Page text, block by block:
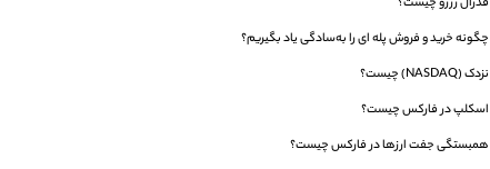
چگونه خرید و فروش پله‌ ای را به‌سادگی یاد بگیریم؟
نزدک (NASDAQ) چیست؟
اسکلپ در فارکس چیست؟
همبستگی جفت ارزها در فارکس چیست؟